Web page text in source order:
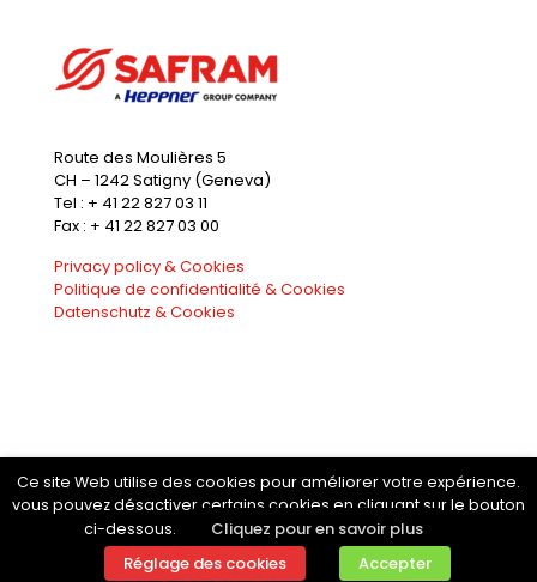
Route des Moulières 5
CH – 1242 Satigny (Geneva)
Tel : + 41 22 827 03 11
Fax : + 41 22 827 03 00
Privacy policy & Cookies
Politique de confidentialité & Cookies
Datenschutz & Cookies
© 2020 Safram. Tous droits réservés
Ce site Web utilise des cookies pour améliorer votre expérience.
vous pouvez désactiver certains cookies en cliquant sur le bouton
ci-dessous.
Cliquez pour en savoir plus
Réglage des cookies
Accepter